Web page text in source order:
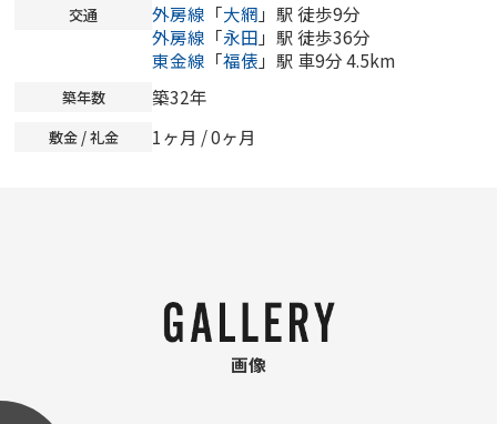
交通 外房線 「大網 」駅 徒歩9分
外房線 「永田 」駅 徒歩36分
東金線 「福俵 」駅 車9分 4.5km
築年数 築32年
敷金 / 礼金 1ヶ月 /0ヶ月
画像